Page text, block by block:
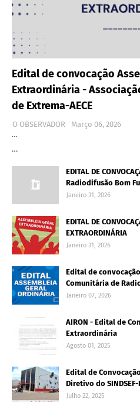
Edital de convocação
Extraordinária -
de Extrema-AECE
O OBSERVADOR
Março 06, 2026
…
…
EDITAL DE
Radiodifusão Bom
Janeiro 31, 2026
EDITAL DE
EXTRAORDINÁRIA
Janeiro 31, 2026
Edital de
Comunitária de
Janeiro 07, 2026
AIRON - Edital de
Extraordinária
Agosto 01, 2025
Edital de
Diretivo do
Julho 22, 2025